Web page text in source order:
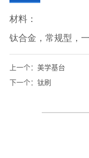
上一个： 美学基台
下一个： 钛刷